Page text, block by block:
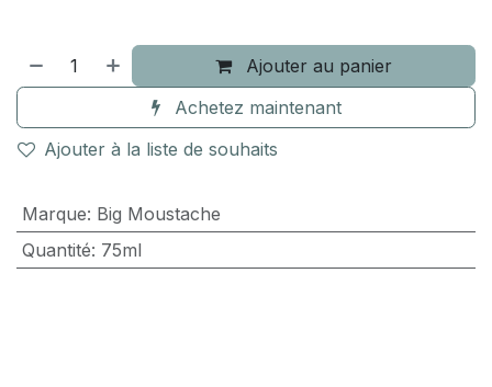
Ajouter au panier
Achetez maintenant
Ajouter à la liste de souhaits
Marque: Big Moustache
Quantité: 75ml